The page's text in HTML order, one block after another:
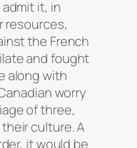
it, in
resources,
the French
and fought
along with
worry
of three,
culture. A
it would be